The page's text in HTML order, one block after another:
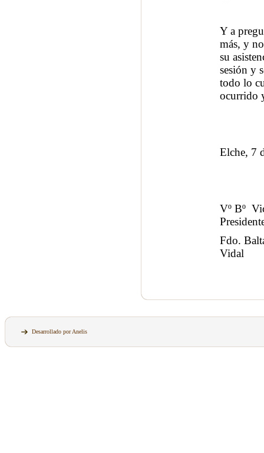
Y a
más, y
su
sesión y
todo lo
ocurrido
Elche, 7
Vº
Fdo.
Vidal
Desarrollado por Anelis